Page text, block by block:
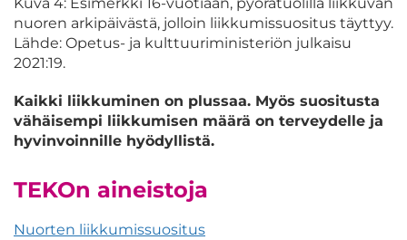
nuoren arkipäivästä, jolloin liikkumissuositus täyttyy.
Lähde: Opetus- ja kulttuuriministeriön julkaisu
2021:19.
Kaikki liikkuminen on plussaa. Myös suositusta
vähäisempi liikkumisen määrä on terveydelle ja
hyvinvoinnille hyödyllistä.
TEKOn aineistoja
Nuorten liikkumissuositus